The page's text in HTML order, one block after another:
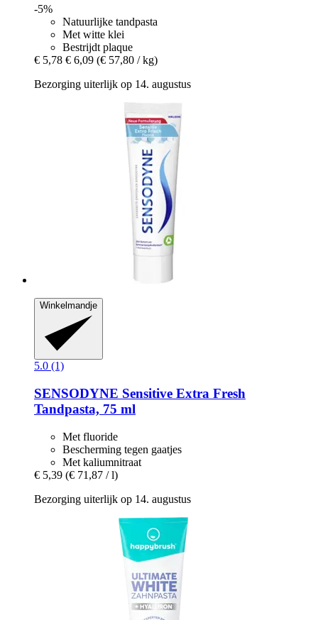
-5%
Natuurlijke tandpasta
Met witte klei
Bestrijdt plaque
€ 5,78 € 6,09 (€ 57,80 / kg)
Bezorging uiterlijk op 14. augustus
Winkelmandje
5.0 (1)
SENSODYNE Sensitive Extra Fresh
Tandpasta, 75 ml
Met fluoride
Bescherming tegen gaatjes
Met kaliumnitraat
€ 5,39 (€ 71,87 / l)
Bezorging uiterlijk op 14. augustus